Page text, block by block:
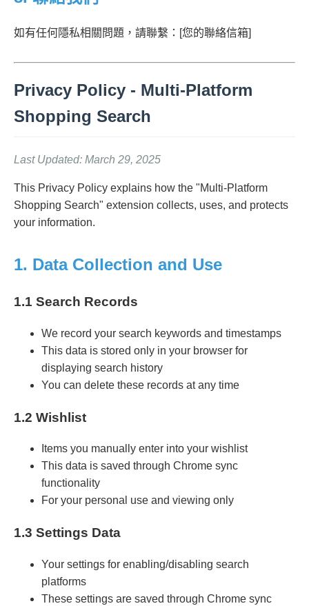
如有任何隱私相關問題，請聯繫：[您的聯絡信箱]
Privacy Policy - Multi-Platform
Shopping Search
Last Updated: March 29, 2025
This Privacy Policy explains how the "Multi-Platform
Shopping Search" extension collects, uses, and protects
your information.
1. Data Collection and Use
1.1 Search Records
We record your search keywords and timestamps
This data is stored only in your browser for
displaying search history
You can delete these records at any time
1.2 Wishlist
Items you manually enter into your wishlist
This data is saved through Chrome sync
functionality
For your personal use and viewing only
1.3 Settings Data
Your settings for enabling/disabling search
platforms
These settings are saved through Chrome sync